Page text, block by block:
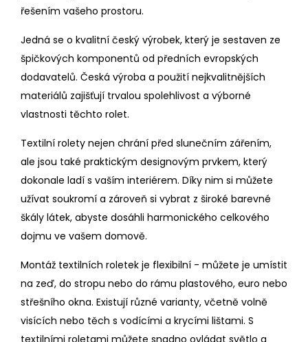
řešením vašeho prostoru.
Jedná se o kvalitní český výrobek, který je sestaven ze
špičkových komponentů od předních evropských
dodavatelů. Česká výroba a použití nejkvalitnějších
materiálů zajišťují trvalou spolehlivost a výborné
vlastnosti těchto rolet.
Textilní rolety nejen chrání před slunečním zářením,
ale jsou také praktickým designovým prvkem, který
dokonale ladí s vaším interiérem. Díky nim si můžete
užívat soukromí a zároveň si vybrat z široké barevné
škály látek, abyste dosáhli harmonického celkového
dojmu ve vašem domově.
Montáž textilních roletek je flexibilní - můžete je umístit
na zeď, do stropu nebo do rámu plastového, euro nebo
střešního okna. Existují různé varianty, včetně volně
visících nebo těch s vodícími a krycími lištami. S
textilními roletami můžete snadno ovládat světlo a